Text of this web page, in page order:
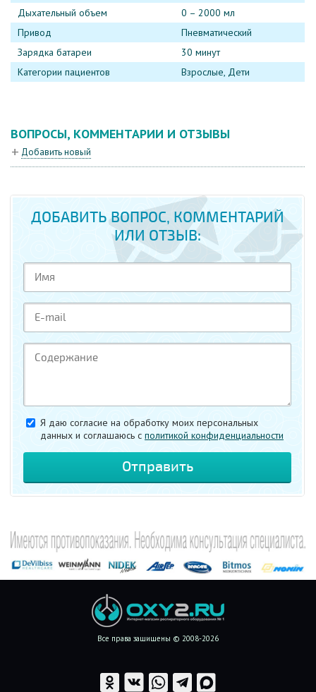
Дыхательный объем
0 – 2000 мл
Привод
Пневматический
Зарядка батареи
30 минут
Категории пациентов
Взрослые, Дети
ВОПРОСЫ, КОММЕНТАРИИ И ОТЗЫВЫ
Добавить новый
ДОБАВИТЬ ВОПРОС, КОММЕНТАРИЙ
ИЛИ ОТЗЫВ:
Я даю согласие на обработку моих персональных
данных и соглашаюсь c политикой конфиденциальности
Все права защищены © 2008-2026